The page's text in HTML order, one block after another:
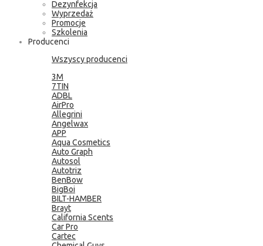
Dezynfekcja
Wyprzedaż
Promocje
Szkolenia
Producenci
Wszyscy producenci
3M
7TIN
ADBL
AirPro
Allegrini
Angelwax
APP
Aqua Cosmetics
Auto Graph
Autosol
Autotriz
BenBow
BigBoi
BILT-HAMBER
Brayt
California Scents
Car Pro
Cartec